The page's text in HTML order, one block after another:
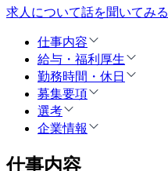
求人について話を聞いてみる
仕事内容
給与・福利厚生
勤務時間・休日
募集要項
選考
企業情報
仕事内容